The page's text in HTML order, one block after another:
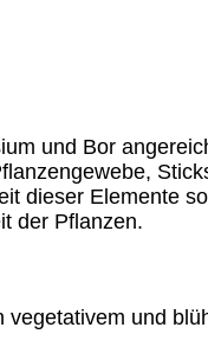
und Bor
dieser Elemente
der Pflanzen.
und